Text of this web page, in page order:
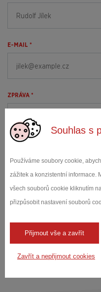
Souhlas s
Používáme soubory cookie,
zážitek a konzistentní informace.
všech souborů cookie kliknutím
přizpůsobit nastavení souborů
Přijmout vše a zavřít
Zavřít a nepřijmout cookies
E-MAIL *
ZPRÁVA *